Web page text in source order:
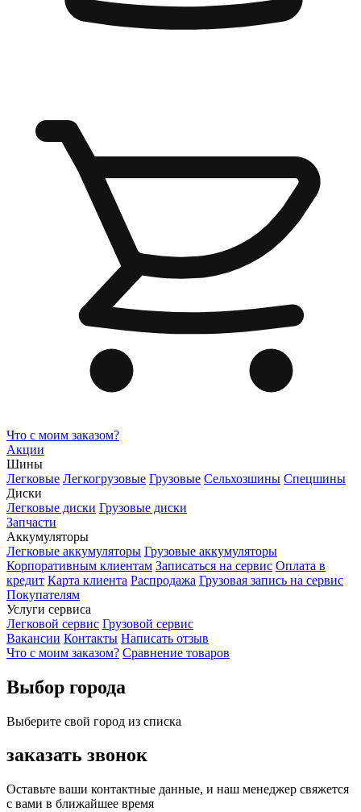
Что с моим заказом?
Акции
Шины
Легковые Легкогрузовые Грузовые Сельхозшины Спецшины
Диски
Легковые диски Грузовые диски
Запчасти
Аккумуляторы
Легковые аккумуляторы Грузовые аккумуляторы
Корпоративным клиентам Записаться на сервис Оплата в
кредит Карта клиента Распродажа Грузовая запись на сервис
Покупателям
Услуги сервиса
Легковой сервис Грузовой сервис
Вакансии Контакты Написать отзыв
Что с моим заказом? Сравнение товаров
Выбор города
Выберите свой город из списка
заказать звонок
Оставьте ваши контактные данные, и наш менеджер свяжется
с вами в ближайшее время